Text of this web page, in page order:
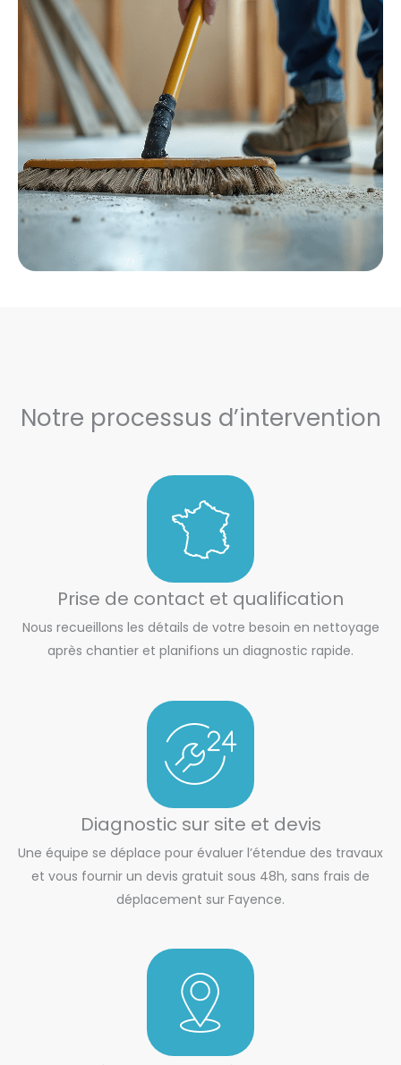
Notre processus d’intervention
Prise de contact et qualification
Nous recueillons les détails de votre besoin en nettoyage
après chantier et planifions un diagnostic rapide.
Diagnostic sur site et devis
Une équipe se déplace pour évaluer l’étendue des travaux
et vous fournir un devis gratuit sous 48h, sans frais de
déplacement sur Fayence.